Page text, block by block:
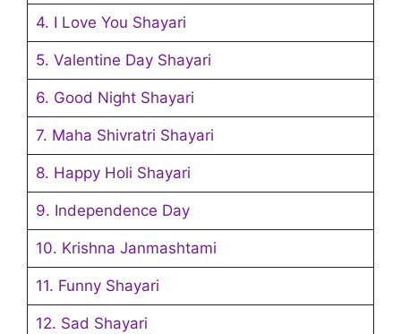
4. I Love You Shayari
5. Valentine Day Shayari
6. Good Night Shayari
7. Maha Shivratri Shayari
8. Happy Holi Shayari
9. Independence Day
10. Krishna Janmashtami
11. Funny Shayari
12. Sad Shayari